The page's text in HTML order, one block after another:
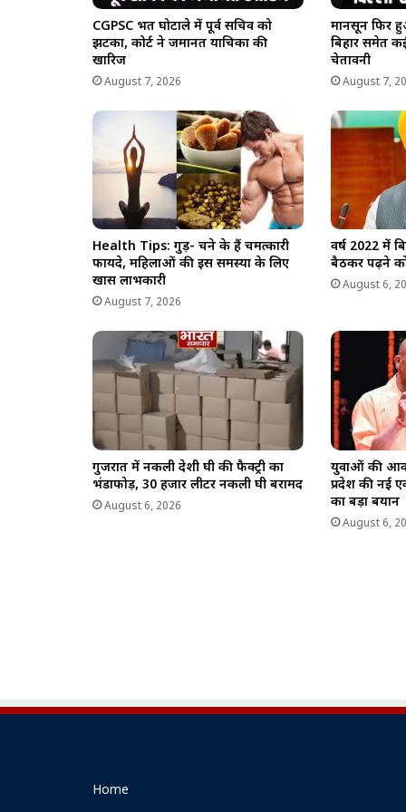
CGPSC भर्ती घोटाले में पूर्व सचिव को
झटका, कोर्ट ने जमानत याचिका की
खारिज
August 7, 2026
मानसून फिर
बिहार समेत
चेतावनी
August 7,
Health Tips: गुड़- चने के हैं चमत्कारी
फायदे, महिलाओं की इस समस्या के लिए
खास लाभकारी
August 7, 2026
वर्ष 2022 में
बैठकर पढ़ने को
August 6,
गुजरात में नकली देशी घी की फैक्ट्री का
भंडाफोड़, 30 हजार लीटर नकली घी बरामद
August 6, 2026
युवाओं की
प्रदेश की नई
का बड़ा बयान
August 6,
Home